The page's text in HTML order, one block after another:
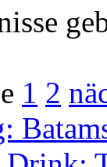
1 2